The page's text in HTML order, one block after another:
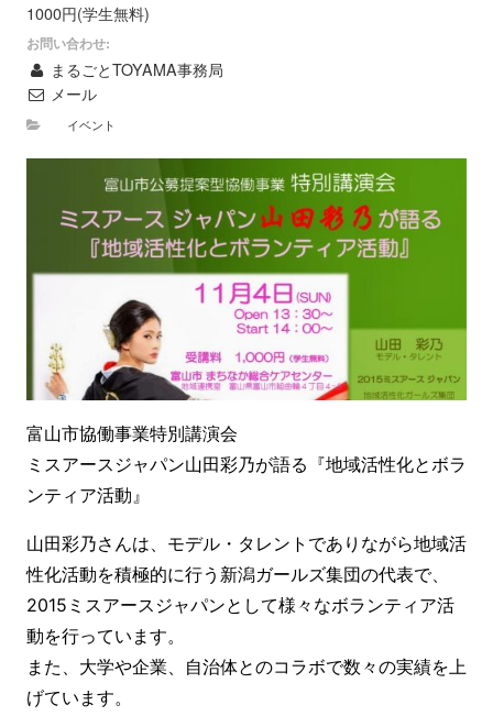
1000円(学生無料)
お問い合わせ:
まるごとTOYAMA事務局
メール
イベント
富山市協働事業特別講演会
ミスアースジャパン山田彩乃が語る『地域活性化とボラ
ンティア活動』
山田彩乃さんは、モデル・タレントでありながら地域活
性化活動を積極的に行う新潟ガールズ集団の代表で、
2015ミスアースジャパンとして様々なボランティア活
動を行っています。
また、大学や企業、自治体とのコラボで数々の実績を上
げています。